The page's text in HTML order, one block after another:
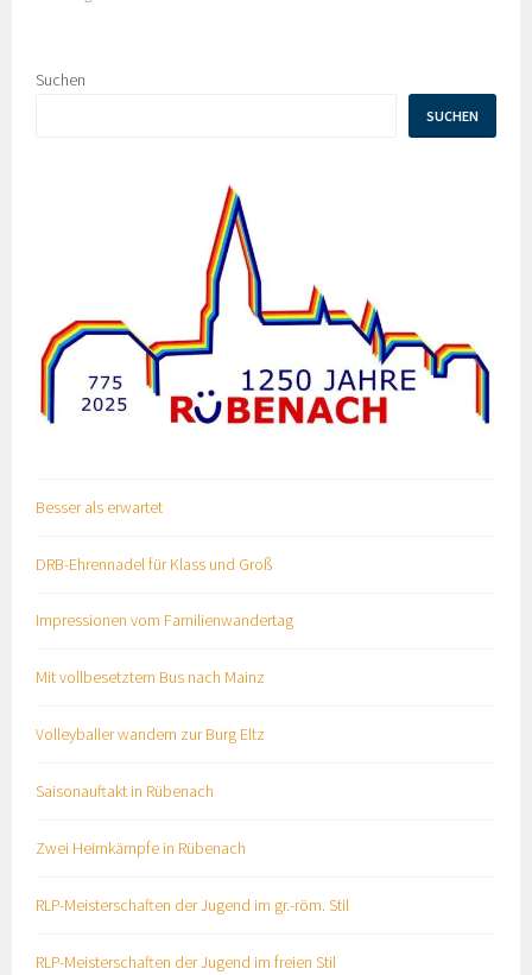
Suchen
SUCHEN
Besser als erwartet
DRB-Ehrennadel für Klass und Groß
Impressionen vom Familienwandertag
Mit vollbesetztem Bus nach Mainz
Volleyballer wandern zur Burg Eltz
Saisonauftakt in Rübenach
Zwei Heimkämpfe in Rübenach
RLP-Meisterschaften der Jugend im gr.-röm. Stil
RLP-Meisterschaften der Jugend im freien Stil